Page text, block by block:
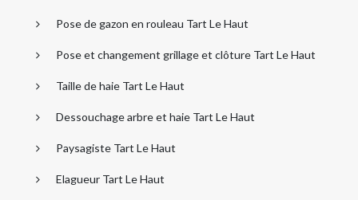
Pose de gazon en rouleau Tart Le Haut
Pose et changement grillage et clôture Tart Le Haut
Taille de haie Tart Le Haut
Dessouchage arbre et haie Tart Le Haut
Paysagiste Tart Le Haut
Elagueur Tart Le Haut